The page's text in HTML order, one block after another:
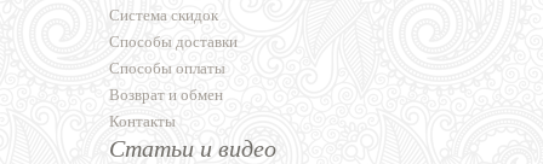
Система скидок
Способы доставки
Способы оплаты
Возврат и обмен
Контакты
Статьи и видео